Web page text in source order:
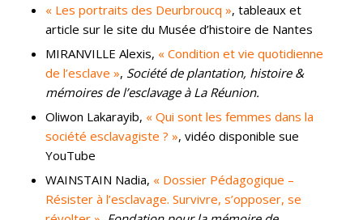
« Les portraits des Deurbroucq », tableaux et
article sur le site du Musée d’histoire de Nantes
MIRANVILLE Alexis, « Condition et vie quotidienne
de l’esclave », Société de plantation, histoire &
mémoires de l’esclavage à La Réunion.
Oliwon Lakarayib, « Qui sont les femmes dans la
société esclavagiste ? », vidéo disponible sue
YouTube
WAINSTAIN Nadia, « Dossier Pédagogique –
Résister à l’esclavage. Survivre, s’opposer, se